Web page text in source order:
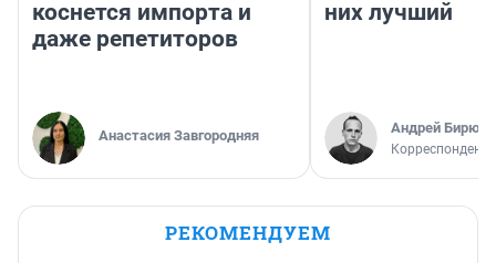
коснется импорта и
даже репетиторов
Анастасия Завгородняя
них лучший
Андрей
Корреспондент
РЕКОМЕНДУЕМ